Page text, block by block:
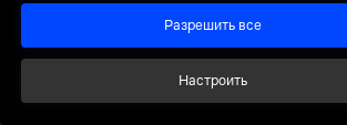
Разрешить все
Настроить
Разрешить все
Настроить